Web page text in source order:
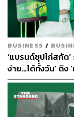
BUSINESS /
‘แบรนด์ซุปไก่สกัด
ง่าย…ได้ทั้งวัน’ ดึง
ทัพ ‘อเล็กซ์ เรนเด